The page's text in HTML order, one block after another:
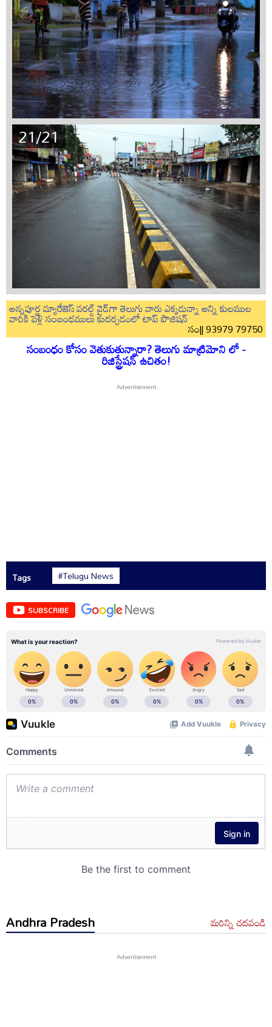
21/21
అన్నపూర్ణ మ్యారేజెస్ వరల్డ్ వైడ్‌గా తెలుగు వారు ఎక్కడున్నా అన్ని కులముల
వారికి పెళ్లి సంబంధములు కుదర్చడంలో టాప్ పొజిషన్
సం|| 93979 79750
సంబంధం కోసం వెతుకుతున్నారా? తెలుగు మాట్రిమోని లో -
రిజిస్ట్రేషన్ ఉచితం!
Tags #Telugu News
SUBSCRIBE
Andhra Pradesh మరిన్ని చదవండి